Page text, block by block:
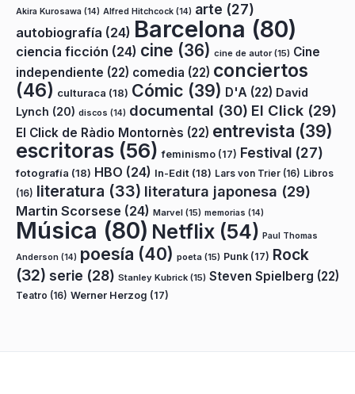
Akira Kurosawa (14) Alfred Hitchcock (14) arte (27)
autobiografía (24) Barcelona (80)
ciencia ficción (24) cine (36) cine de autor(15) Cine
independiente (22) comedia (22) conciertos
(46) culturaca (18) Cómic (39) D'A (22) David
Lynch (20) discos (14) documental (30) El Click (29)
El Click de Ràdio Montornès (22) entrevista (39)
escritoras (56) feminismo (17) Festival (27)
fotografía (18) HBO (24) In-Edit (18) Lars von Trier (16) Libros
(16) literatura (33) literatura japonesa (29)
Martin Scorsese (24) Marvel (15) memorias (14)
Música (80) Netflix (54) Paul Thomas
Anderson (14) poesía (40) poeta (15) Punk (17) Rock
(32) serie (28) Stanley Kubrick (15) Steven Spielberg (22)
Teatro (16) Werner Herzog (17)